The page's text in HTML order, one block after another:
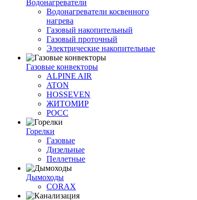
Водонагреватели
Водонагреватели косвенного
нагрева
Газовый накопительный
Газовый проточный
Электрические накопительные
Газовые конвекторы
ALPINE AIR
ATON
HOSSEVEN
ЖИТОМИР
РОСС
Горелки
Газовые
Дизельные
Пеллетные
Дымоходы
CORAX